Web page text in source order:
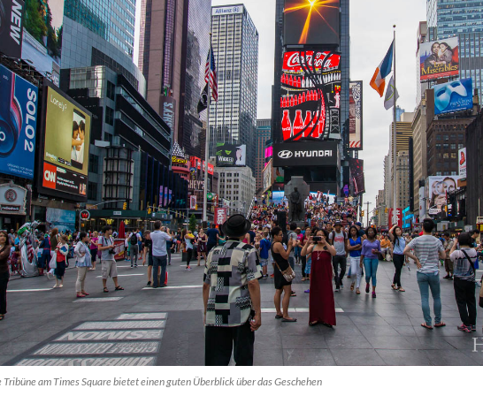
Tribüne am Times Square bietet einen guten Überblick über das Geschehen